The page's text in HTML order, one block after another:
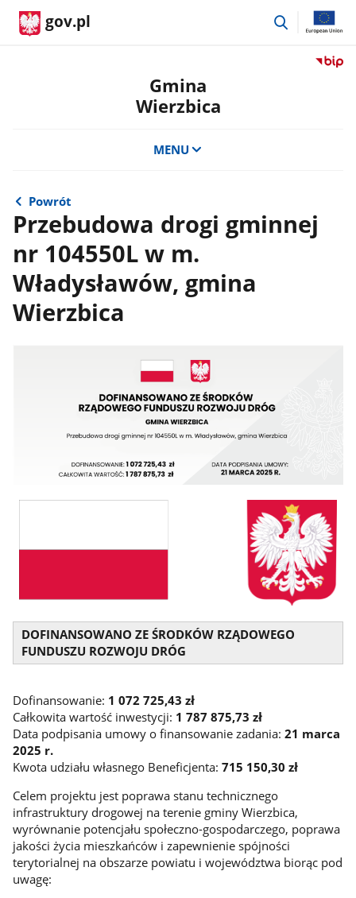
gov.pl
przejdź
Przejdź
Gmina
Wierzbica
MENU
Powrót
Przebudowa drogi gminnej
nr 104550L w m.
Władysławów, gmina
Wierzbica
DOFINANSOWANO ZE ŚRODKÓW RZĄDOWEGO
FUNDUSZU ROZWOJU DRÓG
Dofinansowanie: 1 072 725,43 zł
Całkowita wartość inwestycji: 1 787 875,73 zł
Data podpisania umowy o finansowanie zadania: 21 marca
2025 r.
Kwota udziału własnego Beneficjenta: 715 150,30 zł
Celem projektu jest poprawa stanu technicznego
infrastruktury drogowej na terenie gminy Wierzbica,
wyrównanie potencjału społeczno-gospodarczego, poprawa
jakości życia mieszkańców i zapewnienie spójności
terytorialnej na obszarze powiatu i województwa biorąc pod
uwagę: